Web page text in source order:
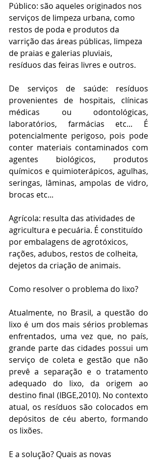
Público: são aqueles originados nos
serviços de limpeza urbana, como
restos de poda e produtos da
varrição das áreas públicas, limpeza
de praias e galerias pluviais,
resíduos das feiras livres e outros.
De serviços de saúde: resíduos
provenientes de hospitais, clínicas
médicas ou odontológicas,
laboratórios, farmácias etc... É
potencialmente perigoso, pois pode
conter materiais contaminados com
agentes biológicos, produtos
químicos e quimioterápicos, agulhas,
seringas, lâminas, ampolas de vidro,
brocas etc...
Agrícola: resulta das atividades de
agricultura e pecuária. É constituído
por embalagens de agrotóxicos,
rações, adubos, restos de colheita,
dejetos da criação de animais.
Como resolver o problema do lixo?
Atualmente, no Brasil, a questão do
lixo é um dos mais sérios problemas
enfrentados, uma vez que, no país,
grande parte das cidades possui um
serviço de coleta e gestão que não
prevê a separação e o tratamento
adequado do lixo, da origem ao
destino final (IBGE,2010). No contexto
atual, os resíduos são colocados em
depósitos de céu aberto, formando
os lixões.
E a solução? Quais as novas